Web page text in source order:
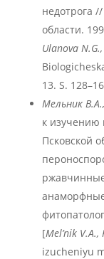
недотрога
области.
Ulanova
13. S.
Мельник
к изучению
Псковской
[Mel’nikV.A.,
izucheniyu